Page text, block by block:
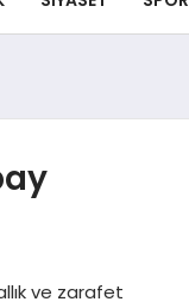
ve zarafet